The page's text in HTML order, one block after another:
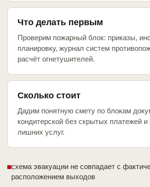
Что делать первым
Проверим пожарный блок: приказы,
планировку, журнал систем
расчёт огнетушителей.
Сколько стоит
Дадим понятную смету по блокам
кондитерской без скрытых платежей и
лишних услуг.
схема эвакуации не совпадает с
расположением выходов